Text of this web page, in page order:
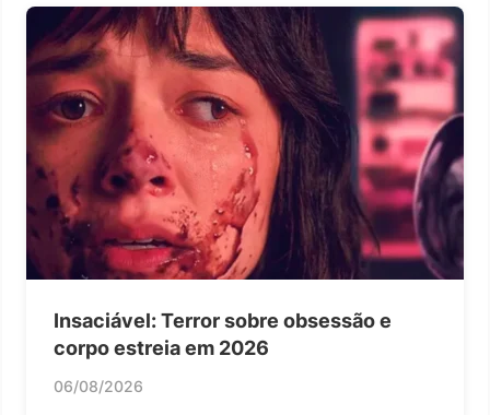
Insaciável: Terror sobre obsessão e
corpo estreia em 2026
06/08/2026